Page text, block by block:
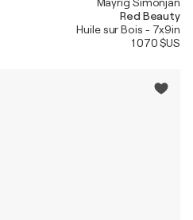
Red Beauty
Huile sur Bois - 7x9in
1 070 $US